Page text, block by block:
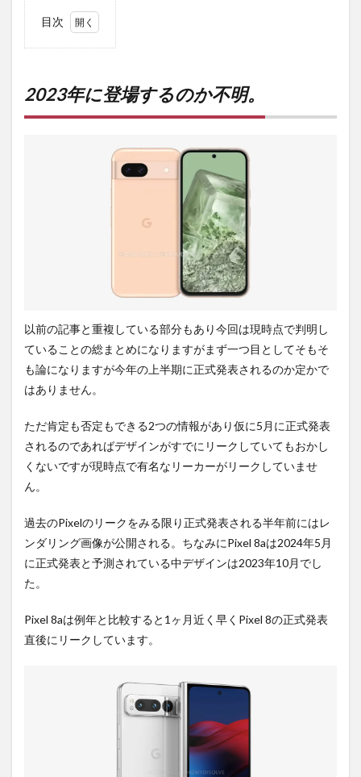
目次
登場
する
のか
ック
は推
やす
い。
カメ
ラは
大型
化に
期
5
まと
め
購入
ち時
2023年に登場するのか不明。
以前の記事と重複している部分もあり今回は現時点で判明し
ていることの総まとめになりますがまず一つ目としてそもそ
も論になりますが今年の上半期に正式発表されるのか定かで
はありません。
ただ肯定も否定もできる2つの情報があり仮に5月に正式発表
されるのであればデザインがすでにリークしていてもおかし
くないですが現時点で有名なリーカーがリークしていませ
ん。
過去のPixelのリークをみる限り正式発表される半年前にはレ
ンダリング画像が公開される。ちなみにPixel 8aは2024年5月
に正式発表と予測されている中デザインは2023年10月でし
た。
Pixel 8aは例年と比較すると1ヶ月近く早くPixel 8の正式発表
直後にリークしています。